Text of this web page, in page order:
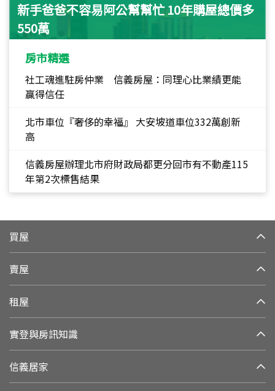
新手爸爸不容易阿公幫幫忙 10年購屋總價多
550萬
房市精選
社工魂進駐房仲業 信義房屋：同理心比業績更能
贏得信任
北市車位『奢侈的幸福』 大安坡道車位332萬創新
高
信義房屋辦理北市府財政局都更分回市有不動產115
年第2次標售結果
買屋
賣屋
租屋
實登與房訊知識
信義居家